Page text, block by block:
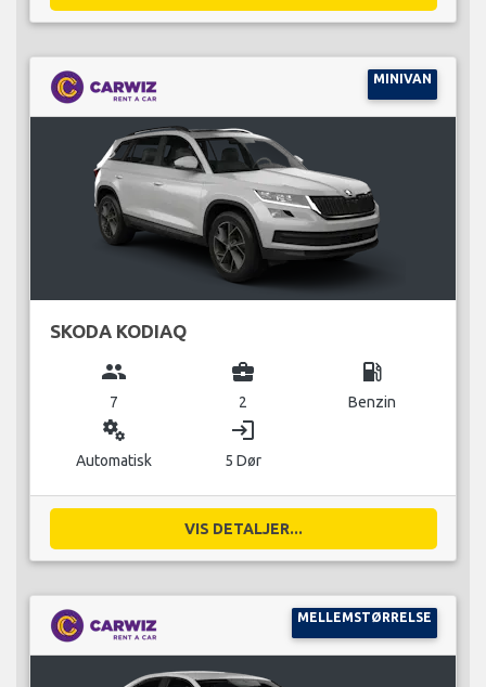
MINIVAN
SKODA KODIAQ
group
7
business_center
2
local_gas_station
Benzin
miscellaneous_services
Automatisk
login
5 Dør
VIS DETALJER...
MELLEMSTØRRELSE